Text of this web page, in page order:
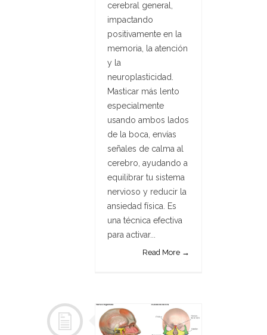
cerebral general,
impactando
positivamente en la
memoria, la atención
y la
neuroplasticidad.
Masticar más lento
especialmente
usando ambos lados
de la boca, envías
señales de calma al
cerebro, ayudando a
equilibrar tu sistema
nervioso y reducir la
ansiedad física. Es
una técnica efectiva
para activar...
Read More →